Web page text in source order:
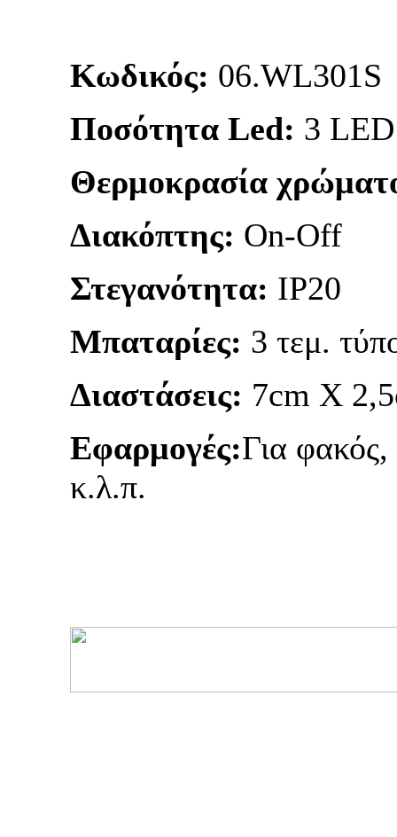
Κωδικός: 06.WL301S
Ποσότητα Led: 3 LED
Θερμοκρασία
Διακόπτης: On-Off
Στεγανότητα: IP20
Μπαταρίες: 3 τεμ.
Διαστάσεις: 7cm X
Εφαρμογές:Για φακός,
κ.λ.π.